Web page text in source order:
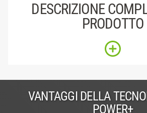
DESCRIZIONE
PRODOTTO
VANTAGGI DELLA
POWER+